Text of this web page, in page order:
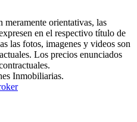
meramente orientativas, las
en el respectivo título de
las fotos, imagenes y videos son
Los precios enunciados
Inmobiliarias.